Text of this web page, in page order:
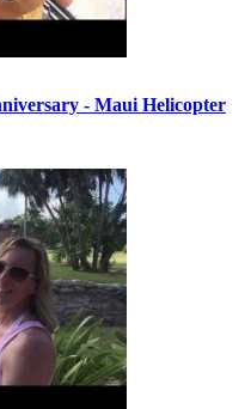
- Maui Helicopter